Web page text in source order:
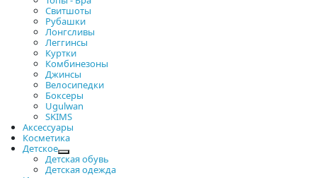
Свитшоты
Рубашки
Лонгсливы
Леггинсы
Куртки
Комбинезоны
Джинсы
Велосипедки
Боксеры
Ugulwan
SKIMS
Аксессуары
Косметика
Детское
Детская обувь
Детская одежда